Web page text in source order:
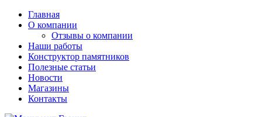
Главная
О компании
Отзывы о компании
Наши работы
Конструктор памятников
Полезные статьи
Новости
Магазины
Контакты